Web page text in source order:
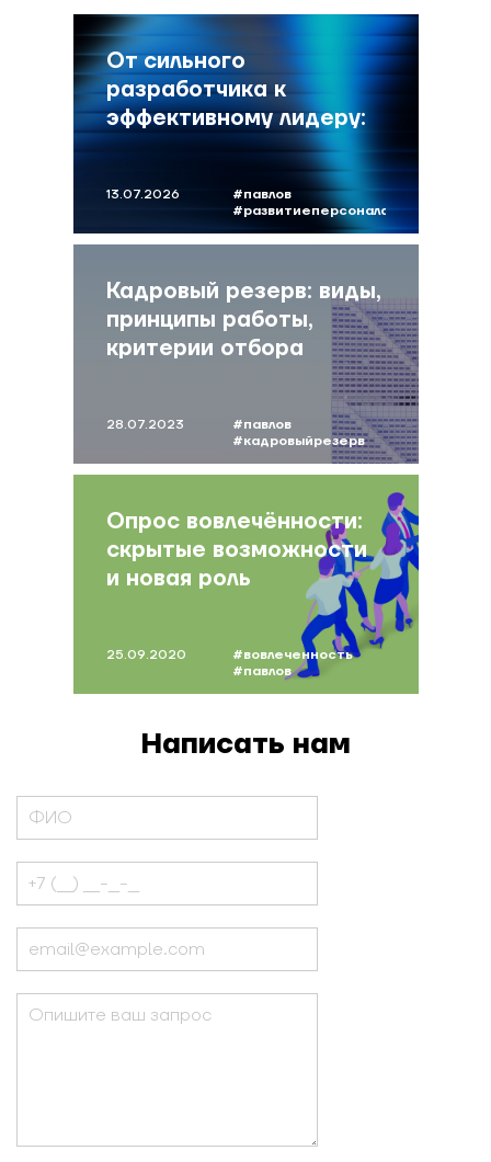
От сильного
разработчика к
эффективному лидеру:
системный подход к
развитию менеджеров
в IT
13.07.2026
#павлов
#развитиеперсонала
#it
Кадровый резерв: виды,
принципы работы,
критерии отбора
28.07.2023
#павлов
#кадровыйрезерв
Опрос вовлечённости:
скрытые возможности
и новая роль
25.09.2020
#вовлеченность
#павлов
Написать нам